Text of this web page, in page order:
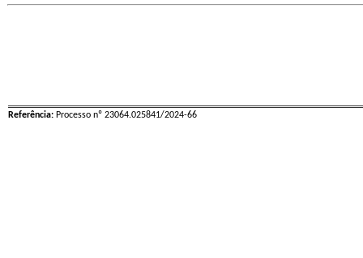
Referência: Processo nº 23064.025841/2024-66